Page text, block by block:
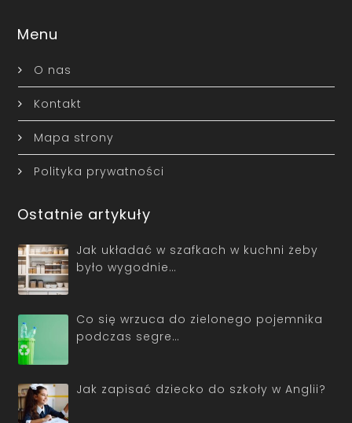
Menu
O nas
Kontakt
Mapa strony
Polityka prywatności
Ostatnie artykuły
Jak układać w szafkach w kuchni żeby
było wygodnie…
Co się wrzuca do zielonego pojemnika
podczas segre…
Jak zapisać dziecko do szkoły w Anglii?